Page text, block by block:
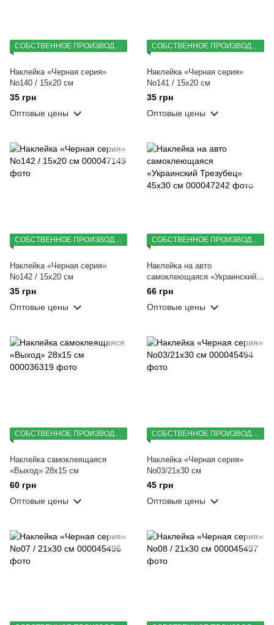
СОБСТВЕННОЕ ПРОИЗВОДСТВО
Наклейка «Черная серия»
No140 / 15х20 см
35 грн
Оптовые цены
СОБСТВЕННОЕ ПРОИЗВОДСТВО
Наклейка «Черная серия»
No141 / 15х20 см
35 грн
Оптовые цены
СОБСТВЕННОЕ ПРОИЗВОДСТВО
Наклейка «Черная серия»
No142 / 15х20 см
35 грн
Оптовые цены
СОБСТВЕННОЕ ПРОИЗВОДСТВО
Наклейка на авто
самоклеющаяся «Украинский
Трезубец» 45х30 см
66 грн
Оптовые цены
Наклейка самоклеящаяся
«Выход» 28х15 см
60 грн
Оптовые цены
Наклейка «Черная серия»
No03/21х30 см
45 грн
Оптовые цены